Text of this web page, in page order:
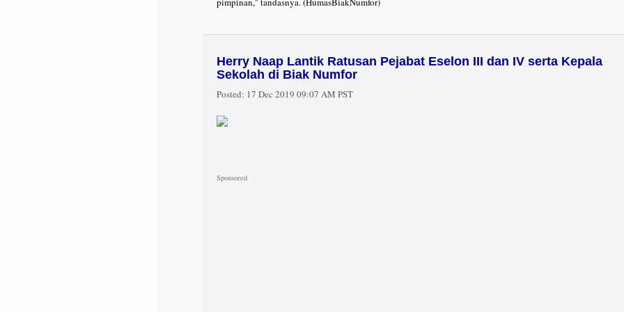
Herry Naap Lantik Ratusan Pejabat Eselon III dan IV serta Kepala
Sekolah di Biak Numfor
Posted: 17 Dec 2019 09:07 AM PST